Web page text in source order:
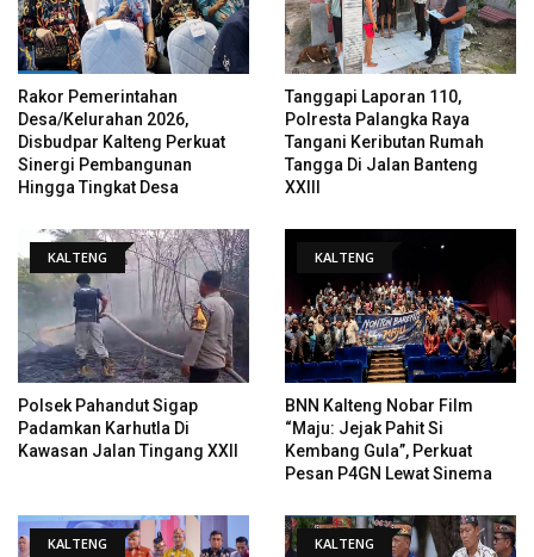
Rakor Pemerintahan
Desa/Kelurahan 2026,
Disbudpar Kalteng Perkuat
Sinergi Pembangunan
Hingga Tingkat Desa
Tanggapi Laporan 110,
Polresta Palangka Raya
Tangani Keributan Rumah
Tangga Di Jalan Banteng
XXIII
KALTENG
Polsek Pahandut Sigap
Padamkan Karhutla Di
Kawasan Jalan Tingang XXII
KALTENG
BNN Kalteng Nobar Film
“Maju: Jejak Pahit Si
Kembang Gula”, Perkuat
Pesan P4GN Lewat Sinema
KALTENG KALTENG